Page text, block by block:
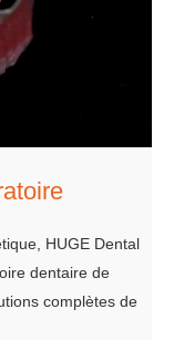
HUGE Dental
dentaire de
complètes de